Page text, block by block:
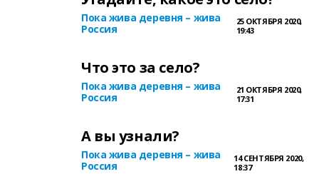
Пока жива деревня – жива
Россия
25 ОКТЯБРЯ 2020,
19:43
Что это за село?
Пока жива деревня – жива
Россия
21 ОКТЯБРЯ 2020,
17:31
А вы узнали?
Пока жива деревня – жива
Россия
14 СЕНТЯБРЯ 2020,
18:37